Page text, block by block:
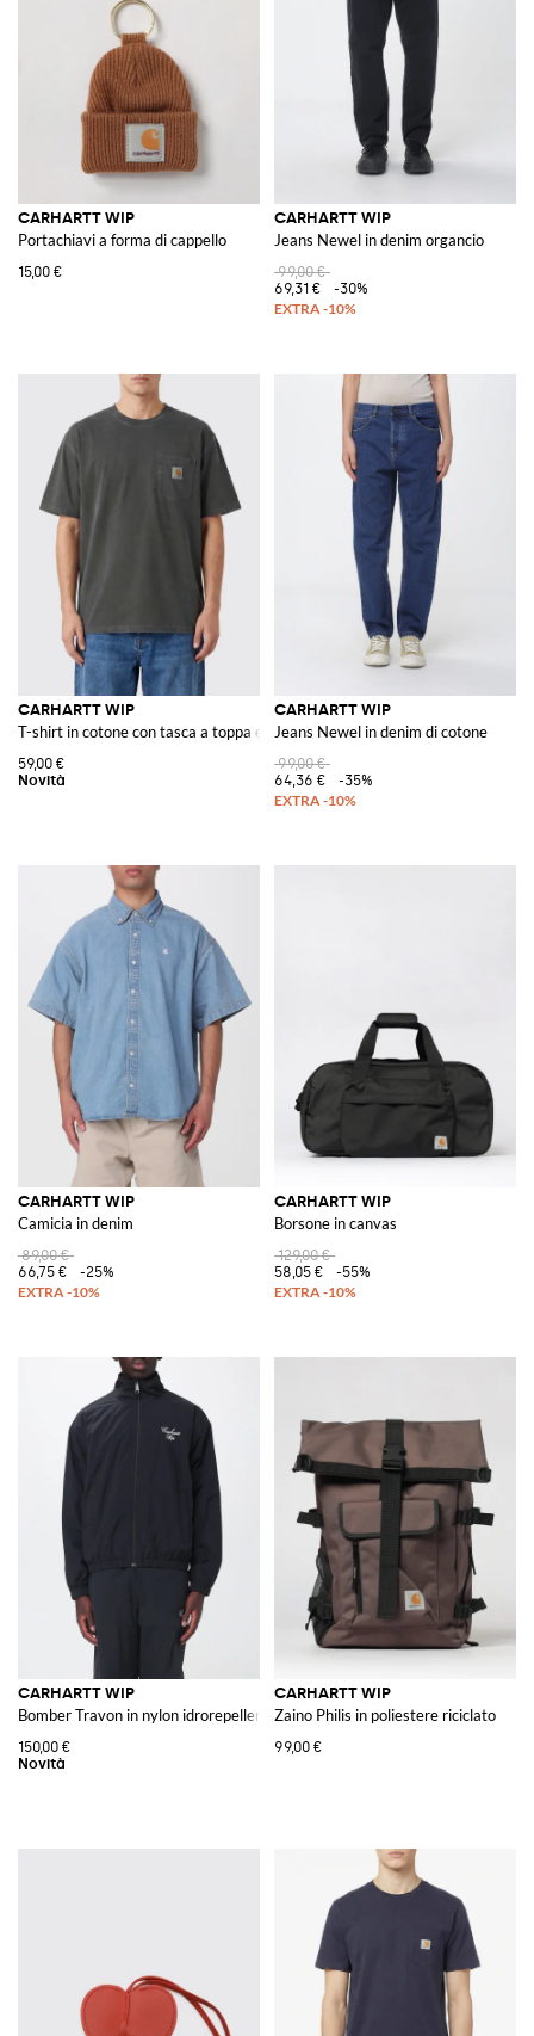
propone pezzi dal taglio contemporaneo, mantenendo
inalterata l'essenza pratica e duratura del brand.
Esplorate su GIGLIO.COM la collezione di Carhartt WIP e scoprite
l'abbigliamento che unisce tradizione e innovazione, disponibile ora nel
nostro store online.
Vedi tutto CARHARTT WIP
CARHARTT WIP
Portachiavi a forma di cappello
15,00 €
CARHARTT WIP
Jeans Newel in denim organcio
99,00 €
69,31 €
-30%
CARHARTT WIP
T-shirt in cotone con tasca a toppa e logo a contrasto
59,00 €
CARHARTT WIP
Jeans Newel in denim di cotone
99,00 €
64,36 €
-35%
CARHARTT WIP
Camicia in denim
89,00 €
66,75 €
-25%
CARHARTT WIP
Borsone in canvas
129,00 €
58,05 €
-55%
CARHARTT WIP
Bomber Travon in nylon idrorepellente con logo ricamato
150,00 €
CARHARTT WIP
Zaino Philis in poliestere riciclato
99,00 €